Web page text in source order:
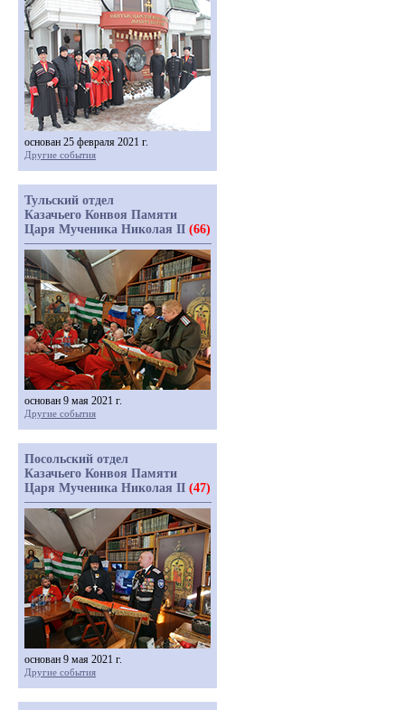
основан 25 февраля 2021 г.
Другие события
Тульский отдел
Казачьего Конвоя Памяти
Царя Мученика Николая II (66)
основан 9 мая 2021 г.
Другие события
Посольский отдел
Казачьего Конвоя Памяти
Царя Мученика Николая II (47)
основан 9 мая 2021 г.
Другие события